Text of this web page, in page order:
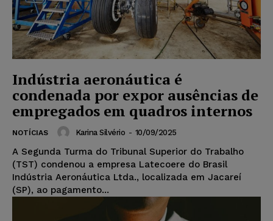
Indústria aeronáutica é
condenada por expor ausências de
empregados em quadros internos
NOTÍCIAS Karina Silvério - 10/09/2025
A Segunda Turma do Tribunal Superior do Trabalho
(TST) condenou a empresa Latecoere do Brasil
Indústria Aeronáutica Ltda., localizada em Jacareí
(SP), ao pagamento...